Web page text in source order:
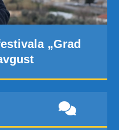
„Grad